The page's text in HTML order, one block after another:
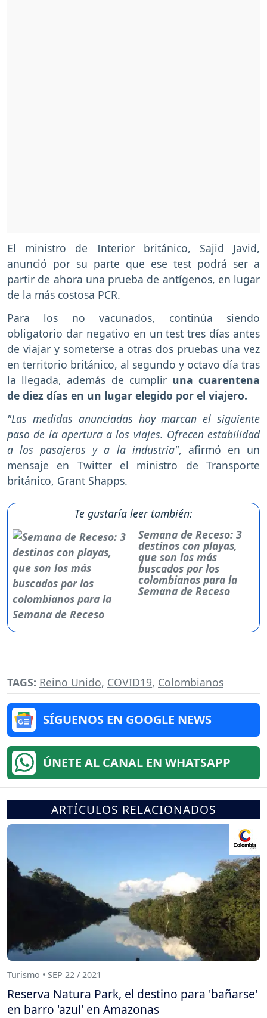
El ministro de Interior británico, Sajid Javid,
anunció por su parte que ese test podrá ser a
partir de ahora una prueba de antígenos, en lugar
de la más costosa PCR.
Para los no vacunados, continúa siendo
obligatorio dar negativo en un test tres días antes
de viajar y someterse a otras dos pruebas una vez
en territorio británico, al segundo y octavo día tras
la llegada, además de cumpliruna cuarentena
de diez días en un lugar elegido por el viajero.
"Las medidas anunciadas hoy marcan el siguiente
paso de la apertura a los viajes. Ofrecen estabilidad
a los pasajeros y a la industria", afirmó en un
mensaje en Twitter el ministro de Transporte
británico, Grant Shapps.
Te gustaría leer también:
Semana de Receso: 3
destinos con playas,
que son los más
buscados por los
colombianos para la
Semana de Receso
TAGS: Reino Unido, COVID19, Colombianos
SÍGUENOS EN GOOGLE NEWS
ÚNETE AL CANAL EN WHATSAPP
ARTÍCULOS RELACIONADOS
Turismo • SEP 22 / 2021
Reserva Natura Park, el destino para 'bañarse'
en barro 'azul' en Amazonas